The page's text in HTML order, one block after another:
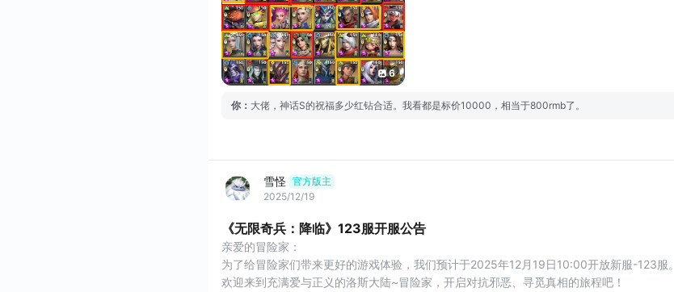
6
你： 大佬，神话S的祝福多少红钻合适。我看都是标价10000，相当于800rmb了。
雪怪 官方版主
2025/12/19
《无限奇兵：降临》123服开服公告
亲爱的冒险家：
为了给冒险家们带来更好的游戏体验，我们预计于2025年12月19日10:00开放新服-123服。
欢迎来到充满爱与正义的洛斯大陆~冒险家，开启对抗邪恶、寻觅真相的旅程吧！